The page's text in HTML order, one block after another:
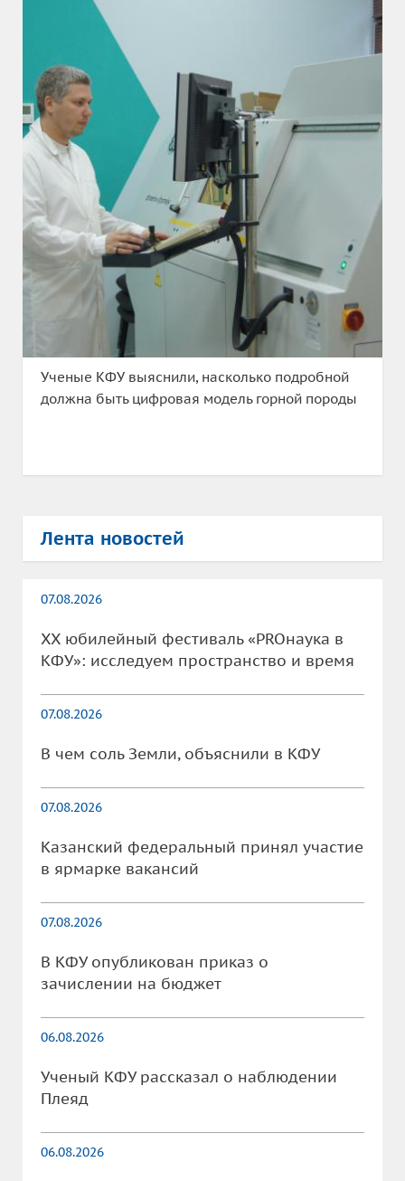
Ученые КФУ выяснили, насколько подробной
должна быть цифровая модель горной породы
Лента новостей
07.08.2026
XX юбилейный фестиваль «PROнаука в
КФУ»: исследуем пространство и время
07.08.2026
В чем соль Земли, объяснили в КФУ
07.08.2026
Казанский федеральный принял участие
в ярмарке вакансий
07.08.2026
В КФУ опубликован приказ о
зачислении на бюджет
06.08.2026
Ученый КФУ рассказал о наблюдении
Плеяд
06.08.2026